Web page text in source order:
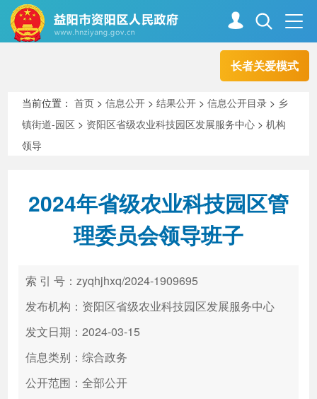
长者关爱模式
走进资阳
新闻中心 解读回应
政务服务
高效办成一件事
当前位置：首页 >信息公开 >结果公开 >信息公开目录 > 乡
镇街道-园区 > 资阳区省级农业科技园区发展服务中心 >机构
领导
2024年省级农业科技园区管
理委员会领导班子
索 引 号：zyqhjhxq/2024-1909695
发布机构：资阳区省级农业科技园区发展服务中心
发文日期：2024-03-15
信息类别：综合政务
公开范围：全部公开